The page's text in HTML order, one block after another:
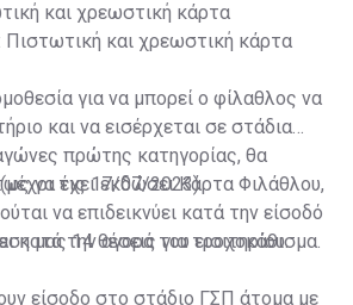
και χρεωστική κάρτα
Πιστωτική και χρεωστική κάρτα
για να μπορεί ο φίλαθλος να
και να εισέρχεται σε στάδια
πρώτης κατηγορίας, θα
να έχει εκδώσει Κάρτα Φιλάθλου,
να επιδεικνύει κατά την είσοδό
κατά την αγορά του εισιτηρίου.
τις 17/07/2023)
μας 14 θέσεις για τροχοκάθισμα.
είσοδο στο στάδιο ΓΣΠ άτομα με